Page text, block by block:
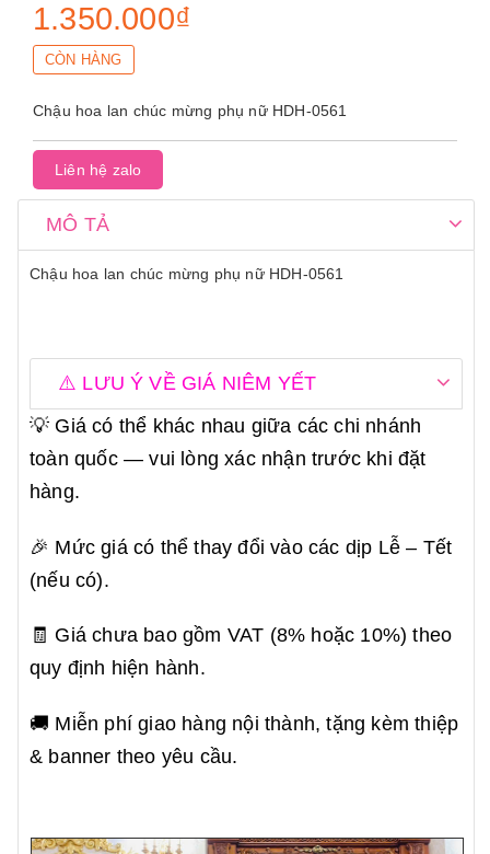
1.350.000₫
CÒN HÀNG
Chậu hoa lan chúc mừng phụ nữ HDH-0561
Liên hệ zalo
MÔ TẢ
Chậu hoa lan chúc mừng phụ nữ HDH-0561
⚠️ LƯU Ý VỀ GIÁ NIÊM YẾT
💡 Giá có thể khác nhau giữa các chi nhánh
toàn quốc — vui lòng xác nhận trước khi đặt
hàng.
🎉 Mức giá có thể thay đổi vào các dịp Lễ – Tết
(nếu có).
🧾 Giá chưa bao gồm VAT (8% hoặc 10%) theo
quy định hiện hành.
🚚 Miễn phí giao hàng nội thành, tặng kèm thiệp
& banner theo yêu cầu.